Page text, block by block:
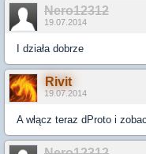
Nero12312
19.07.2014
I działa dobrze
Rivit
19.07.2014
A włącz teraz dProto i